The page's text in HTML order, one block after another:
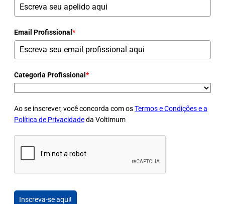
Email Profissional *
Categoria Profissional *
Ao se inscrever, você concorda com osTermos e Condições e a
Política de Privacidadeda Voltimum
Inscreva-se aqui!